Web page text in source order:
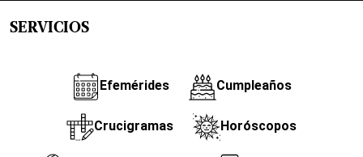
SERVICIOS
Efemérides Cumpleaños
Crucigramas Horóscopos